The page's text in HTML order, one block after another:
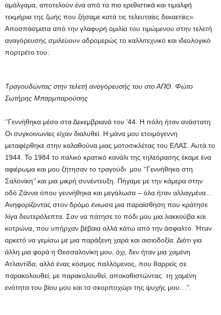
αμάλγαμα, αποτελούν ένα από τα πιο ερεθιστικά και τιμαλφή
τεκμήρια της ζωής που ζήσαμε κατά τις τελευταίες δεκαετίες».
Αποσπάσματα από την γλαφυρή ομιλία του τιμώμενου στην τελετή
αναγόρευσης σμιλεύουν αδρομερώς το καλλιτεχνικό και ιδεολογικό
πορτρέτο του:
Τραγουδώντας στην τελετή αναγόρευσής του στο ΑΠΘ. Φώτο
Σωτήρης Μπαρμπαρούσης
‘’Γεννήθηκα μέσα στα Δεκεμβριανά του ’44. Η πόλη ήταν ανάστατη.
Οι συγκοινωνίες είχαν διαλυθεί. Η μάνα μου ετοιμόγεννη
μεταφέρθηκε στην καλαθούνα μιας μοτοσικλέτας του ΕΛΑΣ. Αυτά το
1944. Το 1984 το ιταλικό κρατικό κανάλι της τηλεόρασης έκαμε ένα
αφιέρωμα και μου ζήτησαν το τραγούδι μου ‘’Γεννήθηκα στη
Σαλονίκη’’ και μια μικρή συνέντευξη. Πήγαμε με την κάμερα στην
οδό Ζάννα όπου γεννήθηκα και μεγάλωσα – όλα ήταν αλλαγμένα…
Ανηφορίζοντας στον δρόμο ένιωσα μια παραίσθηση που κράτησε
λίγα δευτερόλεπτα. Σαν να πάτησε το πόδι μου μια λακκούβα και
κοτρώνα, που υπήρχαν βέβαια αλλά κάτω από την άσφαλτο. Ήταν
αρκετό να γεμίσω με μια παράξενη χαρά και αισιοδοξία. Διότι για
άλλη μια φορά η Θεσσαλονίκη μου, όχι, δεν ήταν μια χαμένη
Ατλαντίδα, αλλά ένας κόσμος παλλόμενος, που θαρρείς σε
παρακολουθεί, με παρακολουθεί, αποκαθιστώντας τη χαμένη
ενότητα του βίου μου και το σκορποχώρι της ψυχής μου…’’.